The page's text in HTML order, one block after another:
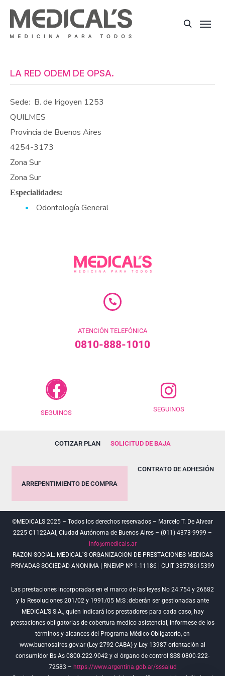
LA RED ODEM DE OPSA.
Sede: B. de Irigoyen 1253
QUILMES
Provincia de Buenos Aires
4254-3173
Zona Sur
Zona Sur
Especialidades:
Odontología General
ATENCIÓN TELEFÓNICA
0810-888-1010
SEGUINOS SEGUINOS
COTIZAR PLAN SOLICITUD DE BAJA
ARREPENTIMIENTO DE COMPRA
CONTRATO DE ADHESIÓN
©MEDICALS 2025 – Todos los derechos reservados – Marcelo T. De Alvear
2225 C1122AAI, Ciudad Autónoma de Buenos Aires – (011) 4373-9999 –
info@medicals.ar
RAZON SOCIAL: MEDICAL´S ORGANIZACION DE PRESTACIONES MEDICAS
PRIVADAS SOCIEDAD ANONIMA | RNEMP Nº 1-11186 | CUIT 33578615399
Las prestaciones incorporadas en el marco de las leyes No 24.754 y 26682
y la Resoluciones 201/02 y 1991/05 M:S :deberán ser gestionadas ante
MEDICAL’S S.A., quien indicará los prestadores para cada caso, hay
prestaciones obligatorias de cobertura medico asistencial, informese de los
términos y alcances del Programa Médico Obligatorio, en
www.buenosaires.gov.ar (Ley 2792 CABA) y Ley 13987 orientación al
consumidor Bs As 0800-222-9042 y el órgano de control SSS 0800-222-
72583 – https://www.argentina.gob.ar/sssalud